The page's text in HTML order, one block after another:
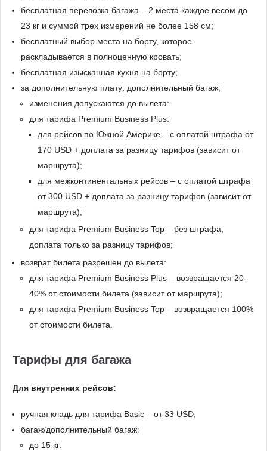
бесплатная перевозка багажа – 2 места каждое весом до
23 кг и суммой трех измерений не более 158 см;
бесплатный выбор места на борту, которое
раскладывается в полноценную кровать;
бесплатная изысканная кухня на борту;
за дополнительную плату: дополнительный багаж;
изменения допускаются до вылета:
для тарифа Premium Business Plus:
для рейсов по Южной Америке – с оплатой штрафа от
170 USD + доплата за разницу тарифов (зависит от
маршрута);
для межконтинентальных рейсов – с оплатой штрафа
от 300 USD + доплата за разницу тарифов (зависит от
маршрута);
для тарифа Premium Business Top – без штрафа,
доплата только за разницу тарифов;
возврат билета разрешен до вылета:
для тарифа Premium Business Plus – возвращается 20-
40% от стоимости билета (зависит от маршрута);
для тарифа Premium Business Top – возвращается 100%
от стоимости билета.
Тарифы для багажа
Для внутренних рейсов:
ручная кладь для тарифа Basic – от 33 USD;
багаж/дополнительный багаж:
до 15 кг: